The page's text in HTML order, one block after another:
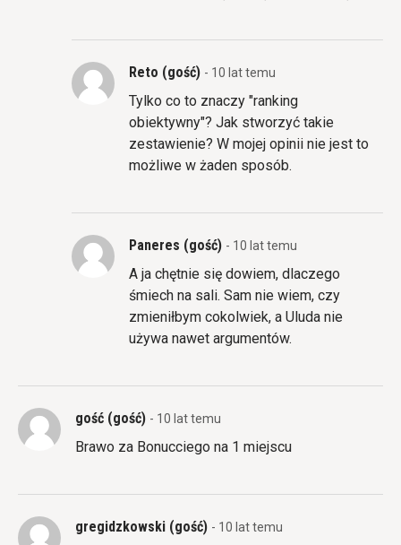
Reto (gość) - 10 lat temu
Tylko co to znaczy "ranking
obiektywny"? Jak stworzyć takie
zestawienie? W mojej opinii nie jest to
możliwe w żaden sposób.
Paneres (gość) - 10 lat temu
A ja chętnie się dowiem, dlaczego
śmiech na sali. Sam nie wiem, czy
zmieniłbym cokolwiek, a Uluda nie
używa nawet argumentów.
gość (gość) - 10 lat temu
Brawo za Bonucciego na 1 miejscu
gregidzkowski (gość) - 10 lat temu